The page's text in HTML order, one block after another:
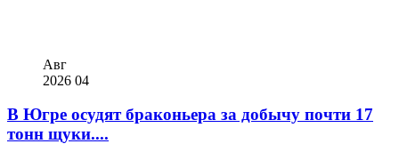
Авг
2026 04
В Югре осудят браконьера за добычу почти 17
тонн щуки....